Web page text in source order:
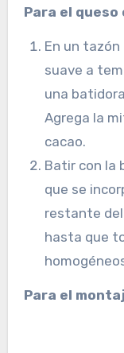
Para el
En un
suave a
una
Agrega la
cacao.
Batir con la
que se
restante
hasta que
Para el